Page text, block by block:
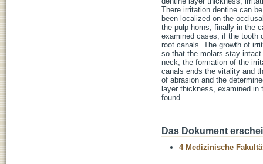
There irritation dentine can
been localized on the
the pulp horns, finally in the
examined cases, if the tooth
root canals. The growth of
so that the molars stay
neck, the formation of the
canals ends the vitality and
of abrasion and the
layer thickness, examined
found.
Das Dokument
4 Medizinische